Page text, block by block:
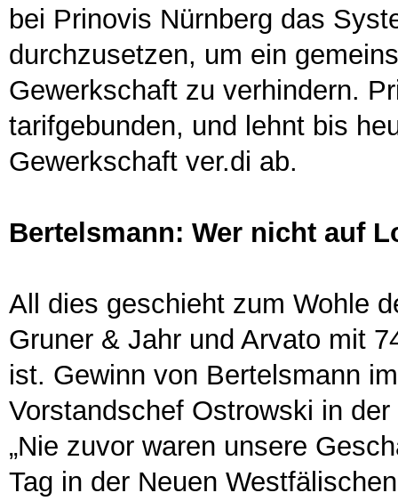
bei Prinovis Nürnberg das
durchzusetzen, um ein
Gewerkschaft zu verhindern.
tarifgebunden, und lehnt bis
Gewerkschaft ver.di ab.
Bertelsmann: Wer nicht auf
All dies geschieht zum Wohle
Gruner & Jahr und Arvato mit
ist. Gewinn von Bertelsmann
Vorstandschef Ostrowski in
„Nie zuvor waren unsere
Tag in der Neuen